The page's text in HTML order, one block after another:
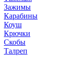
Зажимы
Карабины
Коуш
Крючки
Скобы
Талреп